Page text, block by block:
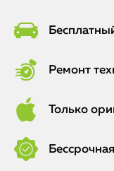
Ремонт
Только